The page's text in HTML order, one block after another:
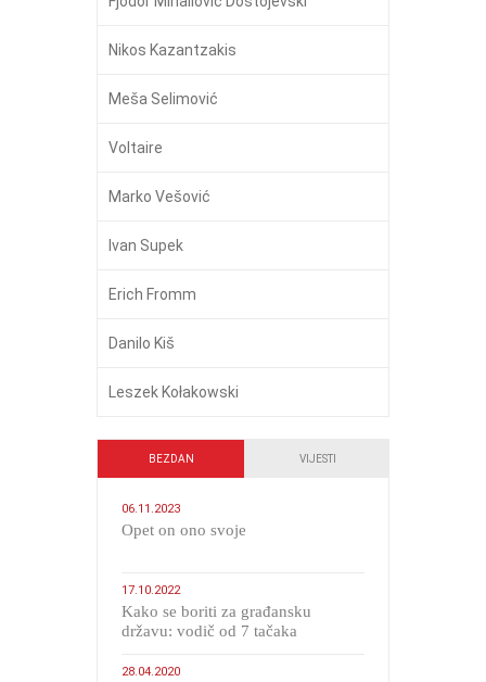
Nikos Kazantzakis
Meša Selimović
Voltaire
Marko Vešović
Ivan Supek
Erich Fromm
Danilo Kiš
Leszek Kołakowski
BEZDAN VIJESTI
06.11.2023
​Opet on ono svoje
17.10.2022
Kako se boriti za građansku
državu: vodič od 7 tačaka
28.04.2020